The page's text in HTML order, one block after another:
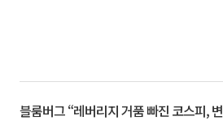
블룸버그 “레버리지 거품 빠진 코스피, 변